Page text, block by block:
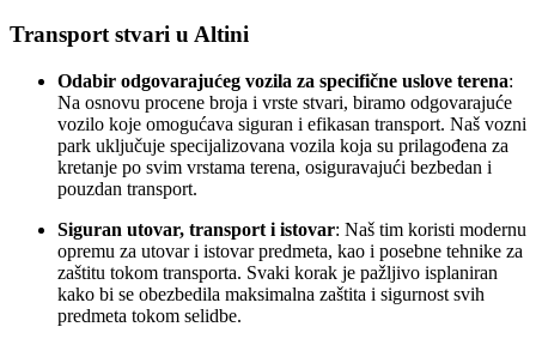
Transport stvari u Altini
Odabir odgovarajućeg vozila za specifične uslove terena:
Na osnovu procene broja i vrste stvari, biramo odgovarajuće
vozilo koje omogućava siguran i efikasan transport. Naš vozni
park uključuje specijalizovana vozila koja su prilagođena za
kretanje po svim vrstama terena, osiguravajući bezbedan i
pouzdan transport.
Siguran utovar, transport i istovar: Naš tim koristi modernu
opremu za utovar i istovar predmeta, kao i posebne tehnike za
zaštitu tokom transporta. Svaki korak je pažljivo isplaniran
kako bi se obezbedila maksimalna zaštita i sigurnost svih
predmeta tokom selidbe.